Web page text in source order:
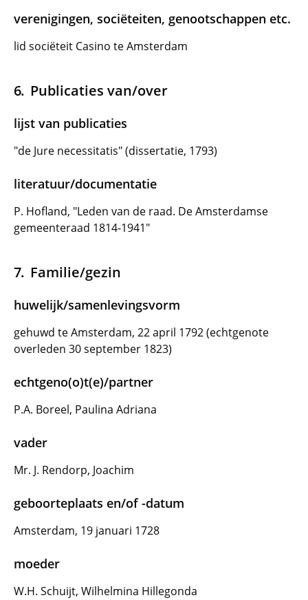
verenigingen, sociëteiten, genootschappen etc.
lid sociëteit Casino te Amsterdam
Publicaties van/over
lijst van publicaties
"de Jure necessitatis" (dissertatie, 1793)
literatuur/documentatie
P. Hofland, "Leden van de raad. De Amsterdamse
gemeenteraad 1814-1941"
Familie/gezin
huwelijk/samenlevingsvorm
gehuwd te Amsterdam, 22 april 1792 (echtgenote
overleden 30 september 1823)
echtgeno(o)t(e)/partner
P.A. Boreel, Paulina Adriana
vader
Mr. J. Rendorp, Joachim
geboorteplaats en/of -datum
Amsterdam, 19 januari 1728
moeder
W.H. Schuijt, Wilhelmina Hillegonda